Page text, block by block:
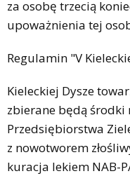
za osobę trzecią
upoważnienia tej
Regulamin "V
Kieleckiej Dysze
zbierane będą środki
Przedsiębiorstwa
z nowotworem
kuracja lekiem NAB-